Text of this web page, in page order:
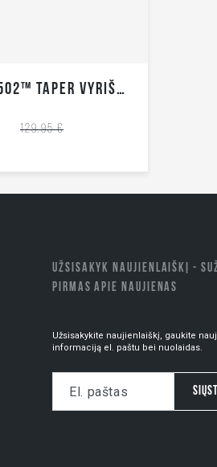
LEVI’S 502™ TAPER VYRIŠKI DŽINSAI
129.95 €
UŽSISAKYK NAUJIENLAIŠKĮ -
PIRMAS APIE NAUJIENAS
Užsisakykite naujienlaiškį, gaukite
informaciją el. paštu bei nuolaidas.
Siųsti